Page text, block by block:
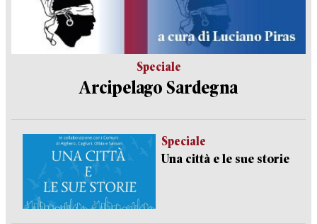
Speciale
Arcipelago Sardegna
Speciale
Una città e le sue storie